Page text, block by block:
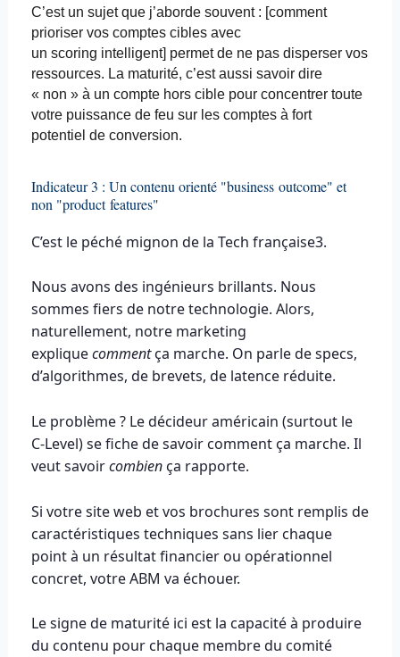
C’est un sujet que j’aborde souvent : [comment
prioriser vos comptes cibles avec
un scoring intelligent] permet de ne pas disperser vos
ressources. La maturité, c’est aussi savoir dire
« non » à un compte hors cible pour concentrer toute
votre puissance de feu sur les comptes à fort
potentiel de conversion.
Indicateur 3 : Un contenu orienté "business outcome" et
non "product features"
C’est le péché mignon de la Tech française3.
Nous avons des ingénieurs brillants. Nous
sommes fiers de notre technologie. Alors,
naturellement, notre marketing
expliquecommentça marche. On parle de specs,
d’algorithmes, de brevets, de latence réduite.
Le problème ? Le décideur américain (surtout le
C-Level) se fiche de savoir comment ça marche. Il
veut savoircombiença rapporte.
Si votre site web et vos brochures sont remplis de
caractéristiques techniques sans lier chaque
point à un résultat financier ou opérationnel
concret, votre ABM va échouer.
Le signe de maturité ici est la capacité à produire
du contenu pour chaque membre du comité